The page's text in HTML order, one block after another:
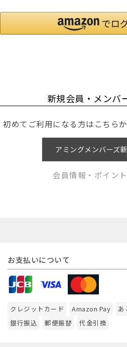
新規会員・メンバ
初めてご利用になる方はこちら
アミングメンバーズ
会員情報・ポイン
お支払いについて
クレジットカード Amazon Pay
あ
銀行振込
郵便振替 代金引換